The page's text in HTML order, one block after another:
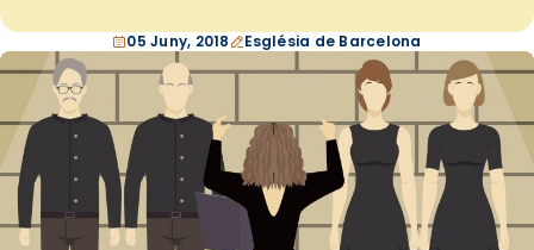
05 Juny, 2018 Església de Barcelona